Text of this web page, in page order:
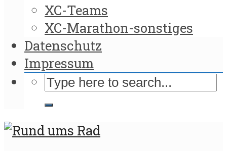
XC-Teams
XC-Marathon-sonstiges
Datenschutz
Impressum